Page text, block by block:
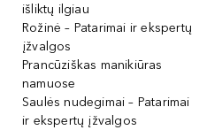
išliktų ilgiau
Rožinė – Patarimai ir ekspertų
įžvalgos
Prancūziškas manikiūras
namuose
Saulės nudegimai – Patarimai
ir ekspertų įžvalgos